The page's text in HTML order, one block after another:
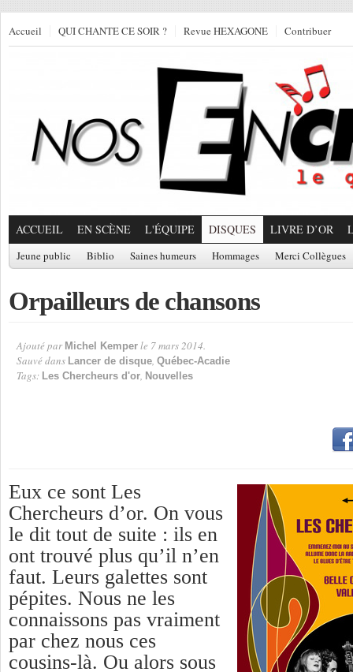
Accueil QUI CHANTE CE SOIR ? Revue HEXAGONE Contribuer
ACCUEIL EN SCÈNE L'ÉQUIPE DISQUES LIVRE D’OR
Jeune public Biblio Saines humeurs Hommages Merci Collègues
Orpailleurs de chansons
Ajouté par Michel Kemper le 7 mars 2014.
Sauvé dans Lancer de disque, Québec-Acadie
Tags: Les Chercheurs d'or, Nouvelles
Eux ce sont Les
Chercheurs d’or. On vous
le dit tout de suite : ils en
ont trouvé plus qu’il n’en
faut. Leurs galettes sont
pépites. Nous ne les
connaissons pas vraiment
par chez nous ces
cousins-là. Ou alors sous